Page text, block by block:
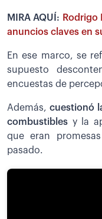
MIRA AQUÍ: Rodrigo
anuncios claves en
En ese marco, se
supuesto
encuestas de
Además, cuestionó
combustibles y la
que eran
pasado.